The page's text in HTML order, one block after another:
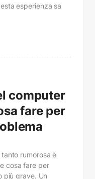
esperienza sa
computer
fare per
rumorosa è
cosa fare per
più grave. Un